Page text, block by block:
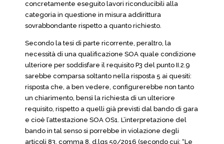
concretamente eseguito lavori riconducibili alla
categoria in questione in misura addirittura
sovrabbondante rispetto a quanto richiesto.
Secondo la tesi di parte ricorrente, peraltro, la
necessità di una qualificazione SOA quale condizione
ulteriore per soddisfare il requisito P3 del punto II.2.9
sarebbe comparsa soltanto nella risposta 5 ai quesiti:
risposta che, a ben vedere, configurerebbe non tanto
un chiarimento, bensì la richiesta di un ulteriore
requisito, rispetto a quelli già previsti dal bando di gara
e cioè l’attestazione SOA OS1. L’interpretazione del
bando in tal senso si porrebbe in violazione degli
articoli 83, comma 8, d.lgs 50/2016 (secondo cui: “Le